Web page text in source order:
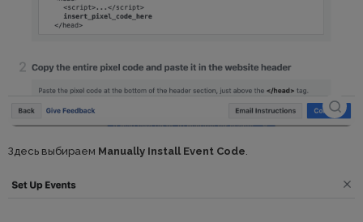
Здесь выбираем Manually Install Event Code.